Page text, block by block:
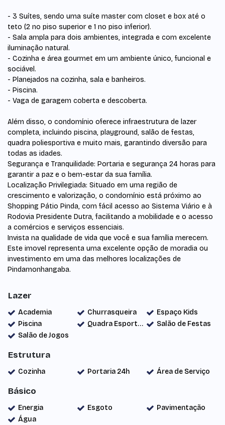
- 3 Suítes, sendo uma suíte master com closet e box até o
teto (2 no piso superior e 1 no piso inferior).
- Sala ampla para dois ambientes, integrada e com excelente
iluminação natural.
- Cozinha e área gourmet em um ambiente único, funcional e
sociável.
- Planejados na cozinha, sala e banheiros.
- Piscina.
- Vaga de garagem coberta e descoberta.
Além disso, o condomínio oferece infraestrutura de lazer
completa, incluindo piscina, playground, salão de festas,
quadra poliesportiva e muito mais, garantindo diversão para
todas as idades.
Segurança e Tranquilidade: Portaria e segurança 24 horas para
garantir a paz e o bem-estar da sua família.
Localização Privilegiada: Situado em uma região de
crescimento e valorização, o condomínio está próximo ao
Shopping Pátio Pinda, com fácil acesso ao Sistema Viário e à
Rodovia Presidente Dutra, facilitando a mobilidade e o acesso
a comércios e serviços essenciais.
Invista na qualidade de vida que você e sua família merecem.
Este imovel representa uma excelente opção de moradia ou
investimento em uma das melhores localizações de
Pindamonhangaba.
Lazer
Academia Churrasqueira
Espaço Kids
Piscina
Quadra Esportiva
Salão de Festas
Salão de Jogos
Estrutura
Cozinha Portaria 24h Área de Serviço
Básico
Energia Esgoto
Pavimentação
Água